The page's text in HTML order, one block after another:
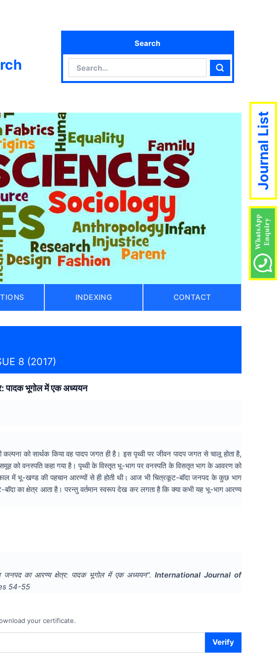
Search
Search
INDEXING CONTACT
8 (2017)
पादक भूगोल में एक अध्ययन
को सार्थक किया वह पादप जगत ही है। इस पृथ्वी पर जीवन पादप जगत से चालू होता है,
को वनस्पति कहा गया है। पृथ्वी के विस्तृत भू-भाग पर वनस्पति के विसतृत भाग के आवरण को
में भू-खण्ड की पहचान आरण्यों से ही होती थी। आज भी चित्रकूट-बाॅदा जनपद के कुछ भाग
का क्षेत्र आता है। परन्तु वर्तमान स्वरूप देख कर लगता है कि क्या कभी यह भू-भाग आरण्य
जनपद का आरण्य क्षेत्र: पादक भूगोल में एक अध्ययन". International Journal of
54-55
your certificate.
Verify
Journal List